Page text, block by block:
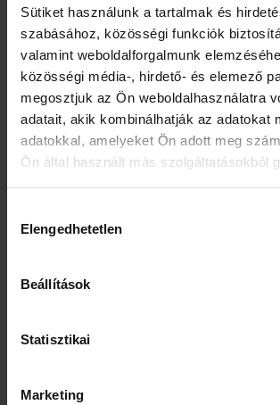
Sütiket használunk a tartalmak és
szabásához, közösségi funkciók
valamint weboldalforgalmunk
közösségi média-, hirdető- és elemező
megosztjuk az Ön weboldalhasználatra
adatait, akik kombinálhatják az adatokat
adatokkal, amelyeket Ön adott meg
Ön által használt más szolgáltatásokból
kiválasztása
Elengedhetetlen
Beállítások
Statisztikai
Marketing
1134 Budapest Váci út 23-27.
Származási ország:
Márka
Jana
Jellemzők
Természetes ásványvíz alapú
A kék áfonya és a vörös
Energiaszegény
Kiszerelés
L